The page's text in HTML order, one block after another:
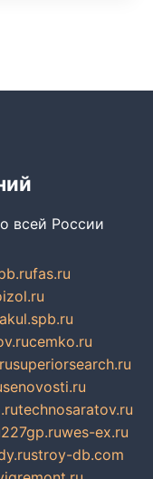
всей России
fas.ru
cemko.ru
superiorsearch.ru
senovosti.ru
technosaratov.ru
227gp.ruwes-ex.ru
stroy-db.com